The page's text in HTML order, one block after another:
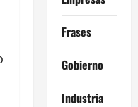
Frases
Gobierno
Industria